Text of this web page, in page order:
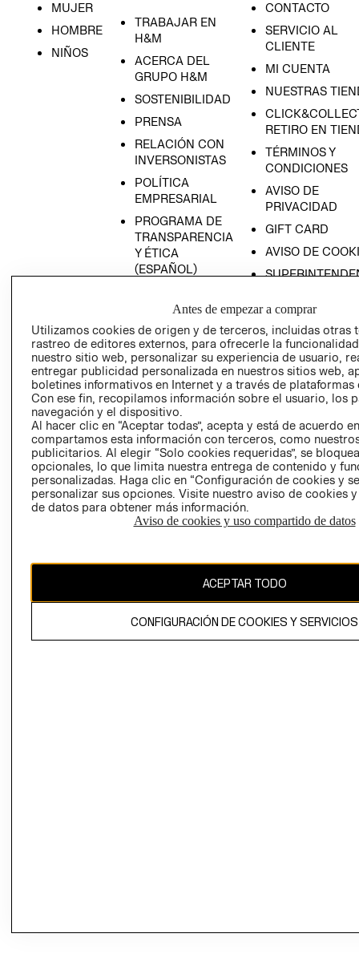
MUJER
HOMBRE
NIÑOS
TRABAJAR EN
H&M
ACERCA DEL
GRUPO H&M
SOSTENIBILIDAD
PRENSA
RELACIÓN CON
INVERSONISTAS
POLÍTICA
EMPRESARIAL
PROGRAMA DE
TRANSPARENCIA
Y ÉTICA
(ESPAÑOL)
TRANSPARENCIA
Y ÉTICA (INGLÉS)
CONTACTO
SERVICIO AL
CLIENTE
MI CUENTA
NUESTRAS
RETIRO EN
TÉRMINOS Y
CONDICIONES
AVISO DE
PRIVACIDAD
GIFT CARD
AVISO DE
COMERCIO - SIC
PETICIONES
QUEJAS Y
RECLAMOS
Colombia ($)
CAMBIAR REGIÓN
propiedad de H&M Hennes & Mauritz AB.
Antes de empezar a comprar
Utilizamos cookies de origen y de terceros, incluidas otras
rastreo de editores externos, para ofrecerle la
nuestro sitio web, personalizar su experiencia de usuario,
entregar publicidad personalizada en nuestros sitios web,
boletines informativos en Internet y a través de plataformas
Con ese fin, recopilamos información sobre el usuario, los
navegación y el dispositivo.
Al hacer clic en “Aceptar todas”, acepta y está de acuerdo
compartamos esta información con terceros, como
publicitarios. Al elegir “Solo cookies requeridas”, se
opcionales, lo que limita nuestra entrega de contenido y
personalizadas. Haga clic en “Configuración de cookies y
personalizar sus opciones. Visite nuestro aviso de cookies
de datos para obtener más información.
Aviso de cookies y uso compartido de datos
ACEPTAR TODO
CONFIGURACIÓN DE COOKIES Y SERVICIOS